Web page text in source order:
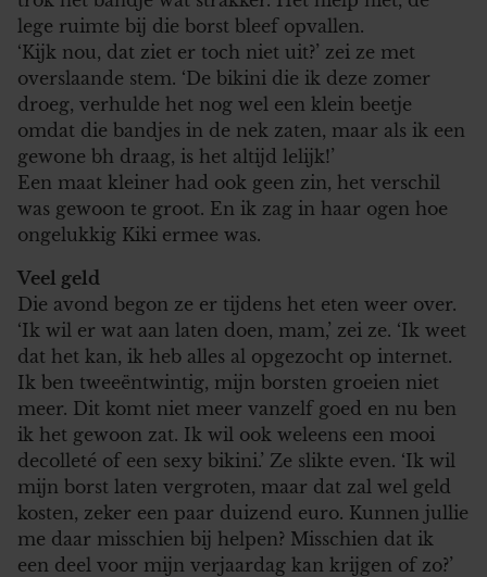
lege ruimte bij die borst bleef opvallen.
‘Kijk nou, dat ziet er toch niet uit?’ zei ze met
overslaande stem. ‘De bikini die ik deze zomer
droeg, verhulde het nog wel een klein beetje
omdat die bandjes in de nek zaten, maar als ik een
gewone bh draag, is het altijd lelijk!’
Een maat kleiner had ook geen zin, het verschil
was gewoon te groot. En ik zag in haar ogen hoe
ongelukkig Kiki ermee was.
Veel geld
Die avond begon ze er tijdens het eten weer over.
‘Ik wil er wat aan laten doen, mam,’ zei ze. ‘Ik weet
dat het kan, ik heb alles al opgezocht op internet.
Ik ben tweeëntwintig, mijn borsten groeien niet
meer. Dit komt niet meer vanzelf goed en nu ben
ik het gewoon zat. Ik wil ook weleens een mooi
decolleté of een sexy bikini.’ Ze slikte even. ‘Ik wil
mijn borst laten vergroten, maar dat zal wel geld
kosten, zeker een paar duizend euro. Kunnen jullie
me daar misschien bij helpen? Misschien dat ik
een deel voor mijn verjaardag kan krijgen of zo?’